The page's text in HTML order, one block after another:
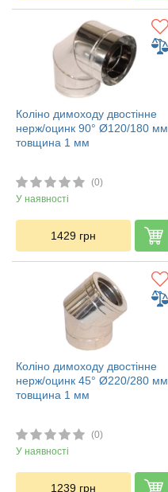
Коліно димоходу двостінне
нерж/оцинк 90° Ø120/180 мм
товщина 1 мм
(0)
У наявності
1429 грн
Коліно димоходу двостінне
нерж/оцинк 45° Ø220/280 мм
товщина 1 мм
(0)
У наявності
1239 грн